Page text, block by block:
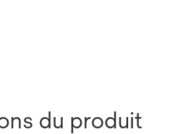
du produit